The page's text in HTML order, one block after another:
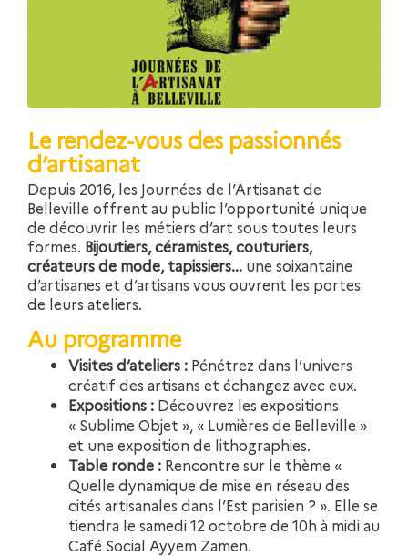
Le rendez-vous des passionnés
d’artisanat
Depuis 2016, les Journées de l’Artisanat de
Belleville offrent au public l’opportunité unique
de découvrir les métiers d’art sous toutes leurs
formes. Bijoutiers, céramistes, couturiers,
créateurs de mode, tapissiers… une soixantaine
d’artisanes et d’artisans vous ouvrent les portes
de leurs ateliers.
Au programme
Visites d’ateliers : Pénétrez dans l’univers
créatif des artisans et échangez avec eux.
Expositions : Découvrez les expositions
« Sublime Objet », « Lumières de Belleville »
et une exposition de lithographies.
Table ronde : Rencontre sur le thème «
Quelle dynamique de mise en réseau des
cités artisanales dans l’Est parisien ? ». Elle se
tiendra le samedi 12 octobre de 10h à midi au
Café Social Ayyem Zamen.